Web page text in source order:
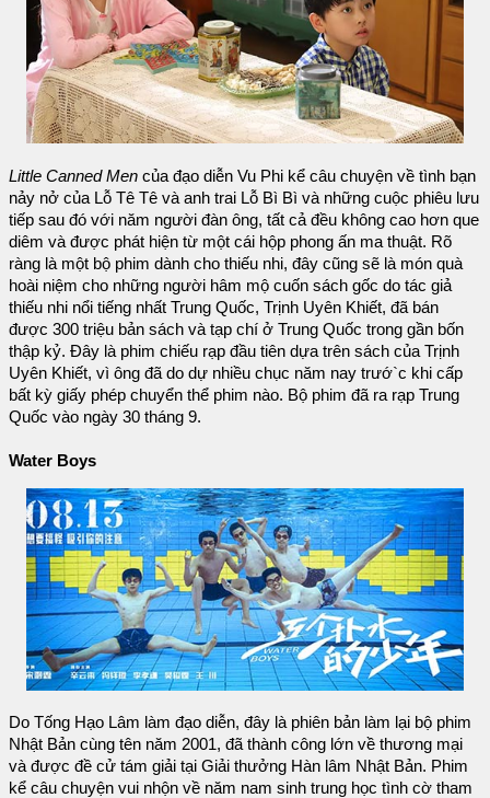
Little Canned Men của đạo diễn Vu Phi kể câu chuyện về tình bạn
nảy nở của Lỗ Tê Tê và anh trai Lỗ Bì Bì và những cuộc phiêu lưu
tiếp sau đó với năm người đàn ông, tất cả đều không cao hơn que
diêm và được phát hiện từ một cái hộp phong ấn ma thuật. Rõ
ràng là một bộ phim dành cho thiếu nhi, đây cũng sẽ là món quà
hoài niệm cho những người hâm mộ cuốn sách gốc do tác giả
thiếu nhi nổi tiếng nhất Trung Quốc, Trịnh Uyên Khiết, đã bán
được 300 triệu bản sách và tạp chí ở Trung Quốc trong gần bốn
thập kỷ. Đây là phim chiếu rạp đầu tiên dựa trên sách của Trịnh
Uyên Khiết, vì ông đã do dự nhiều chục năm nay trướ`c khi cấp
bất kỳ giấy phép chuyển thể phim nào. Bộ phim đã ra rạp Trung
Quốc vào ngày 30 tháng 9.
Water Boys
Do Tống Hạo Lâm làm đạo diễn, đây là phiên bản làm lại bộ phim
Nhật Bản cùng tên năm 2001, đã thành công lớn về thương mại
và được đề cử tám giải tại Giải thưởng Hàn lâm Nhật Bản. Phim
kể câu chuyện vui nhộn về năm nam sinh trung học tình cờ tham